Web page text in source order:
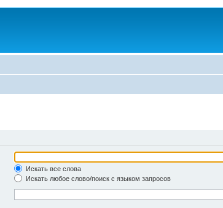
Искать все слова
Искать любое слово/поиск с языком запросов